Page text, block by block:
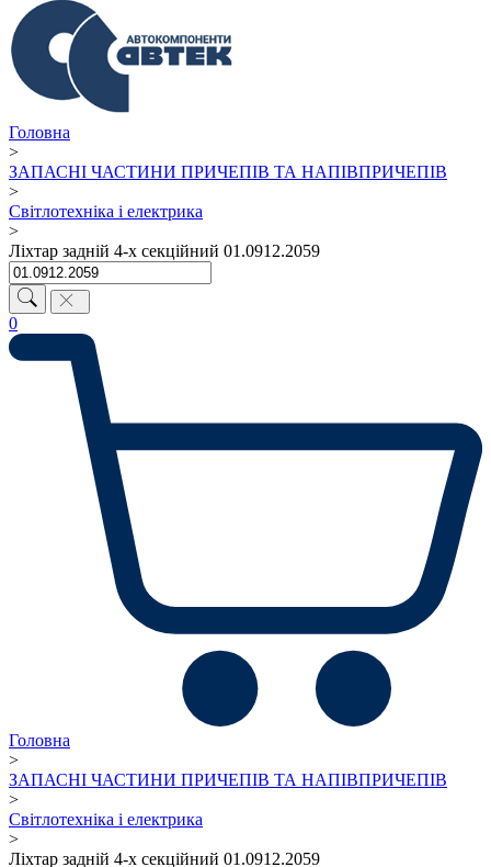
Головна
>
ЗАПАСНІ ЧАСТИНИ ПРИЧЕПІВ ТА НАПІВПРИЧЕПІВ
>
Світлотехніка і електрика
>
Ліхтар задній 4-х секційний 01.0912.2059
0
Головна
>
ЗАПАСНІ ЧАСТИНИ ПРИЧЕПІВ ТА НАПІВПРИЧЕПІВ
>
Світлотехніка і електрика
>
Ліхтар задній 4-х секційний 01.0912.2059